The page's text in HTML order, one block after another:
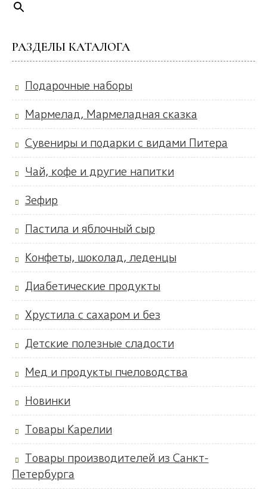
РАЗДЕЛЫ КАТАЛОГА
Подарочные наборы
Мармелад, Мармеладная сказка
Сувениры и подарки с видами Питера
Чай, кофе и другие напитки
Зефир
Пастила и яблочный сыр
Конфеты, шоколад, леденцы
Диабетические продукты
Хрустила с сахаром и без
Детские полезные сладости
Мед и продукты пчеловодства
Новинки
Товары Карелии
Товары производителей из Санкт-
Петербурга